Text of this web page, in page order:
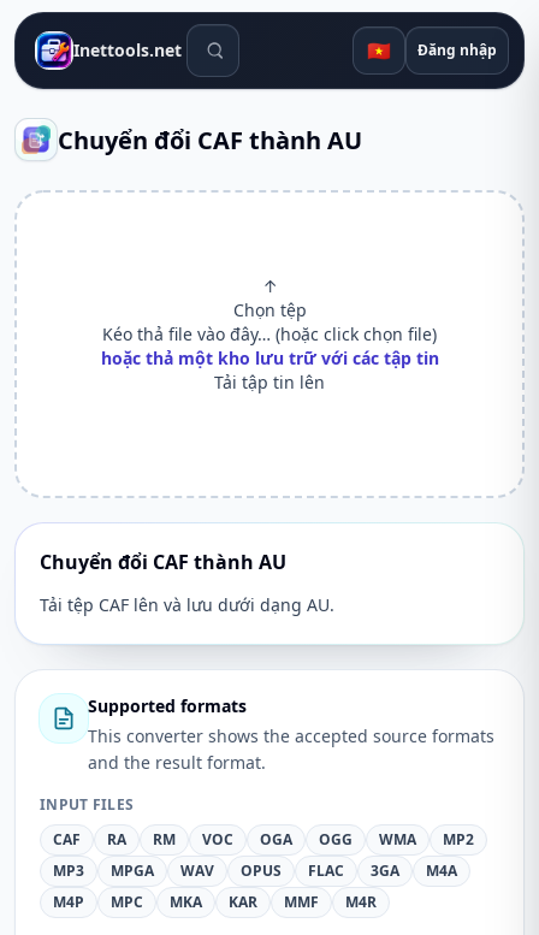
Inettools.net Công cụ tìm kiếm 🇻🇳 Đăng nhập
Chuyển đổi CAF thành AU
↑
Chọn tệp
Kéo thả file vào đây… (hoặc click chọn file)
hoặc thả một kho lưu trữ với các tập tin
Tải tập tin lên
Chuyển đổi CAF thành AU
Tải tệp CAF lên và lưu dưới dạng AU.
Supported formats
This converter shows the accepted source formats
and the result format.
INPUT FILES
CAF
RA RM VOC OGA OGG WMA
MP2
MP3
MPGA WAV OPUS FLAC 3GA
M4A
M4P
MPC MKA KAR MMF M4R